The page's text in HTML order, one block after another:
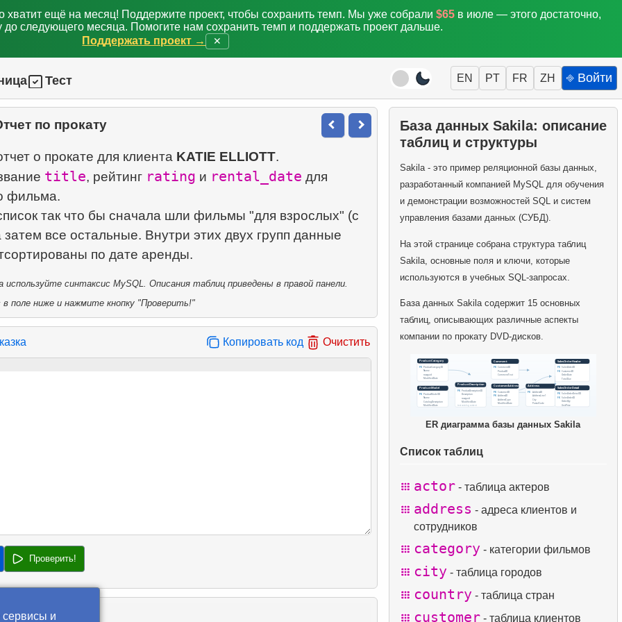
хватит ещё на месяц! Поддержите проект, чтобы сохранить темп. Мы уже собрали $65 в июле — этого достаточно,
до следующего месяца. Помогите нам сохранить темп и поддержать проект дальше.
Поддержать проект →
✕
Тест EN PT FR ZH ⎆ Войти
по прокату
о прокате для клиента KATIE ELLIOTT.
title, рейтинг rating и rental_date для
фильма.
так что бы сначала шли фильмы "для взрослых" (с
затем все остальные. Внутри этих двух групп данные
синтаксис MySQL. Описания таблиц приведены в правой панели.
поле ниже и нажмите кнопку "Проверить!"
Копировать код Очистить
Проверить!
База данных Sakila: описание
таблиц и структуры
Sakila - это пример реляционной базы данных,
разработанный компанией MySQL для обучения
и демонстрации возможностей SQL и систем
управления базами данных (СУБД).
На этой странице собрана структура таблиц
Sakila, основные поля и ключи, которые
используются в учебных SQL-запросах.
База данных Sakila содержит 15 основных
таблиц, описывающих различные аспекты
компании по прокату DVD-дисков.
ER диаграмма базы данных Sakila
Список таблиц
actor - таблица актеров
address - адреса клиентов и
сотрудников
category - категории фильмов
city - таблица городов
country - таблица стран
customer - таблица клиентов
сервисы и